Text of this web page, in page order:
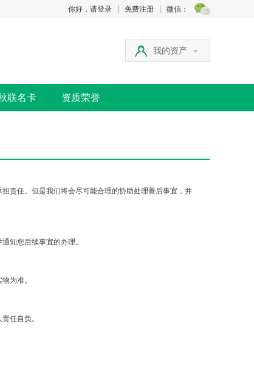
你好，请登录 免费注册 微信：
我的资产
联名卡 资质荣誉
责任。但是我们将会尽可能合理的协助处理善后事宜，并
知您后续事宜的办理。
为准。
任自负。